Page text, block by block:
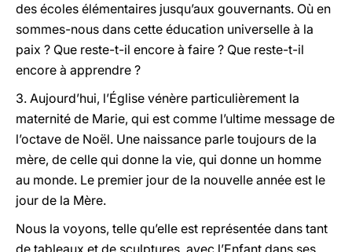
des écoles élémentaires jusqu’aux gouvernants. Où en
sommes-nous dans cette éducation universelle à la
paix ? Que reste-t-il encore à faire ? Que reste-t-il
encore à apprendre ?
3. Aujourd’hui, l’Église vénère particulièrement la
maternité de Marie, qui est comme l’ultime message de
l’octave de Noël. Une naissance parle toujours de la
mère, de celle qui donne la vie, qui donne un homme
au monde. Le premier jour de la nouvelle année est le
jour de la Mère.
Nous la voyons, telle qu’elle est représentée dans tant
de tableaux et de sculptures, avec l’Enfant dans ses